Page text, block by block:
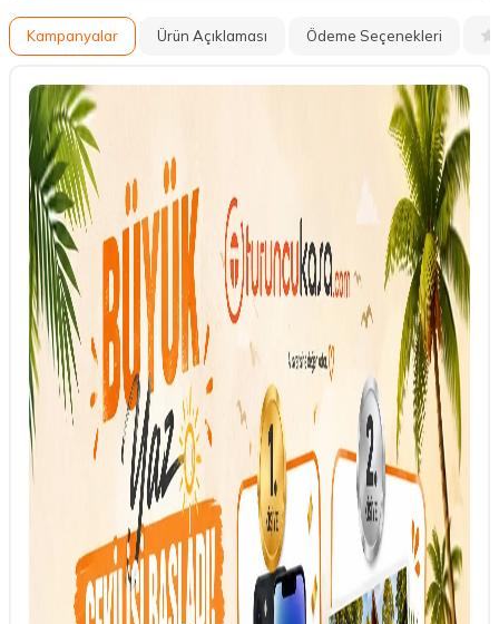
Kampanyalar Ürün Açıklaması Ödeme Seçenekleri